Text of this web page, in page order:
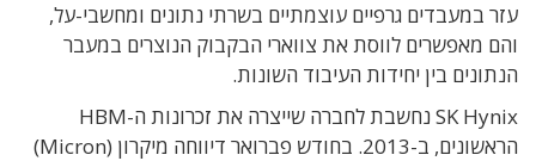
עזר במעבדים גרפיים עוצמתיים בשרתי נתונים ומחשבי-על,
והם מאפשרים לווסת את צווארי הבקבוק הנוצרים במעבר
הנתונים בין יחידות העיבוד השונות.
SK Hynix נחשבת לחברה שייצרה את זכרונות ה-HBM
הראשונים, ב-2013. בחודש פברואר דיווחה מיקרון (Micron)